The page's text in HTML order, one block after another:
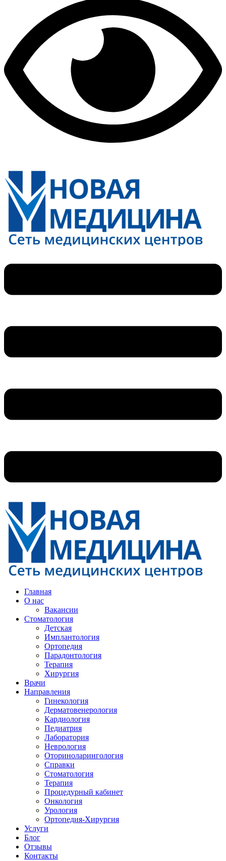
Главная
О нас
Вакансии
Стоматология
Детская
Имплантология
Ортопедия
Парадонтология
Терапия
Хирургия
Врачи
Направления
Гинекология
Дерматовенерология
Кардиология
Педиатрия
Лаборатория
Неврология
Оториноларингология
Справки
Стоматология
Терапия
Процедурный кабинет
Онкология
Урология
Ортопедия-Хирургия
Услуги
Блог
Отзывы
Контакты